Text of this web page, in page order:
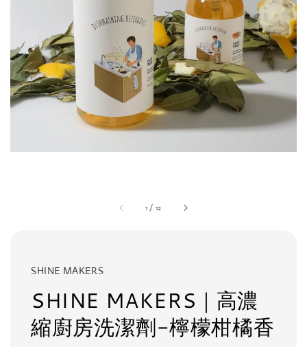
1 / 12
SHINE MAKERS
SHINE MAKERS｜高濃
縮廚房洗潔劑-檸檬柑橘香